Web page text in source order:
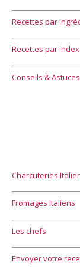
Recettes par
Recettes par index
Conseils & Astuces
Charcuteries
Fromages Italiens
Les chefs
Envoyer votre